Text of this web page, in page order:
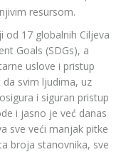
resursom.
17 globalnih Ciljeva
Goals (SDGs), a
uslove i pristup
svim ljudima, uz
i siguran pristup
i jasno je već danas
sve veći manjak pitke
broja stanovnika, sve